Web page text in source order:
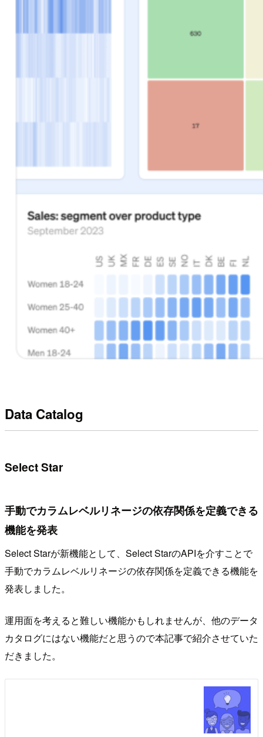
Data Catalog
Select Star
手動でカラムレベルリネージの依存関係を定義できる
機能を発表
Select Starが新機能として、Select StarのAPIを介すことで
手動でカラムレベルリネージの依存関係を定義できる機能を
発表しました。
運用面を考えると難しい機能かもしれませんが、他のデータ
カタログにはない機能だと思うので本記事で紹介させていた
だきました。